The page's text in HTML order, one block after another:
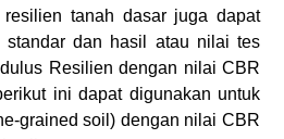
resilien tanah dasar juga dapat
standar dan hasil atau nilai tes
Resilien dengan nilai CBR
ini dapat digunakan untuk
grained soil) dengan nilai CBR